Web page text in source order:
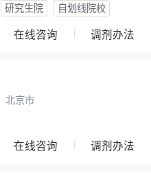
研究生院 自划线院校
在线咨询 调剂办法
北京市
在线咨询 调剂办法